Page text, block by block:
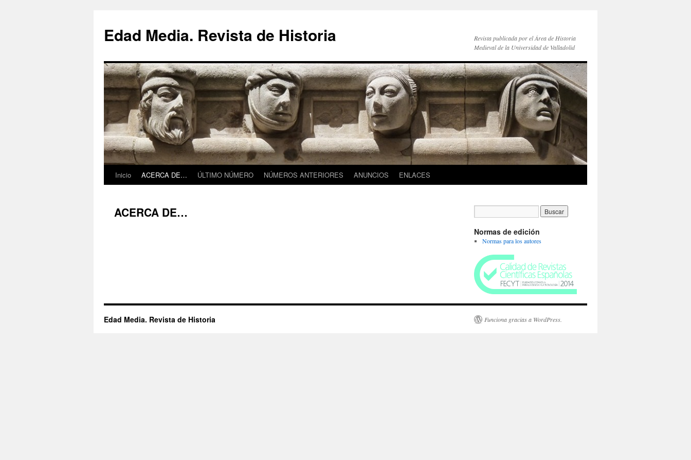
contenido
Edad Media. Revista de Historia
Revista publicada por el Área de Historia
Medieval de la Universidad de Valladolid
Inicio ACERCA DE… ÚLTIMO NÚMERO NÚMEROS ANTERIORES ANUNCIOS ENLACES
ACERCA DE…
Normas de edición
Normas para los autores
Edad Media. Revista de Historia Funciona gracias a WordPress.